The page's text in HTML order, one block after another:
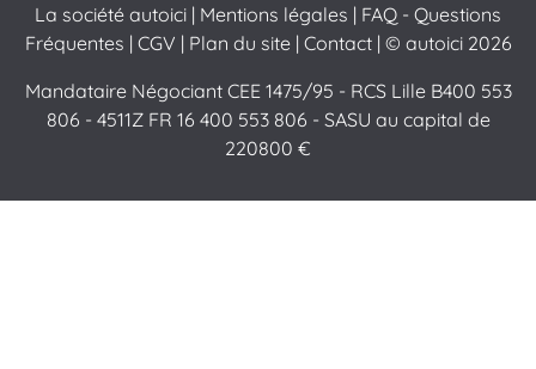
La société autoici | Mentions légales | FAQ - Questions
Fréquentes | CGV | Plan du site| Contact| © autoici 2026
Mandataire Négociant CEE 1475/95 - RCS Lille B400 553
806 - 4511Z FR 16 400 553 806 - SASU au capital de
220800 €